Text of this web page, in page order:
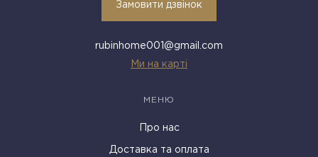
Замовити дзвінок
rubinhome001@gmail.com
Ми на карті
МЕНЮ
Про нас
Доставка та оплата